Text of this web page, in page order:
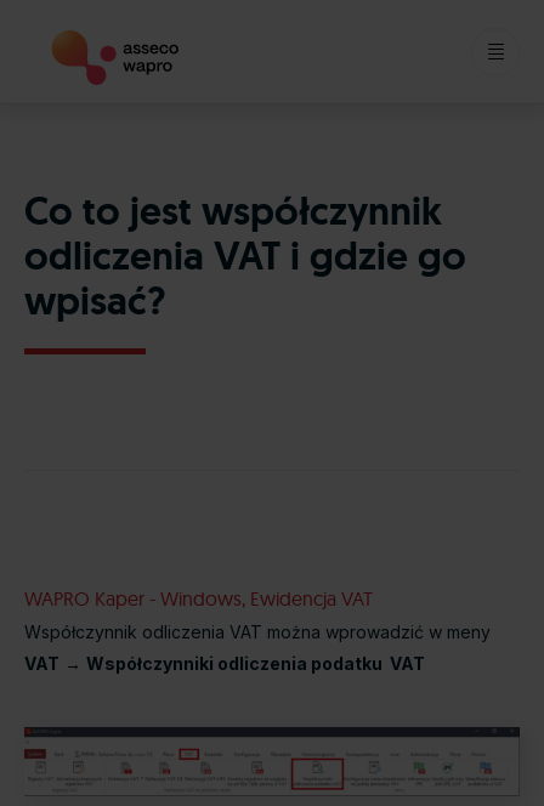
Co to jest współczynnik
odliczenia VAT i gdzie go
wpisać?
WAPRO Kaper - Windows, Ewidencja VAT
Współczynnik odliczenia VAT można wprowadzić w meny
VAT → Współczynniki odliczenia podatku VAT